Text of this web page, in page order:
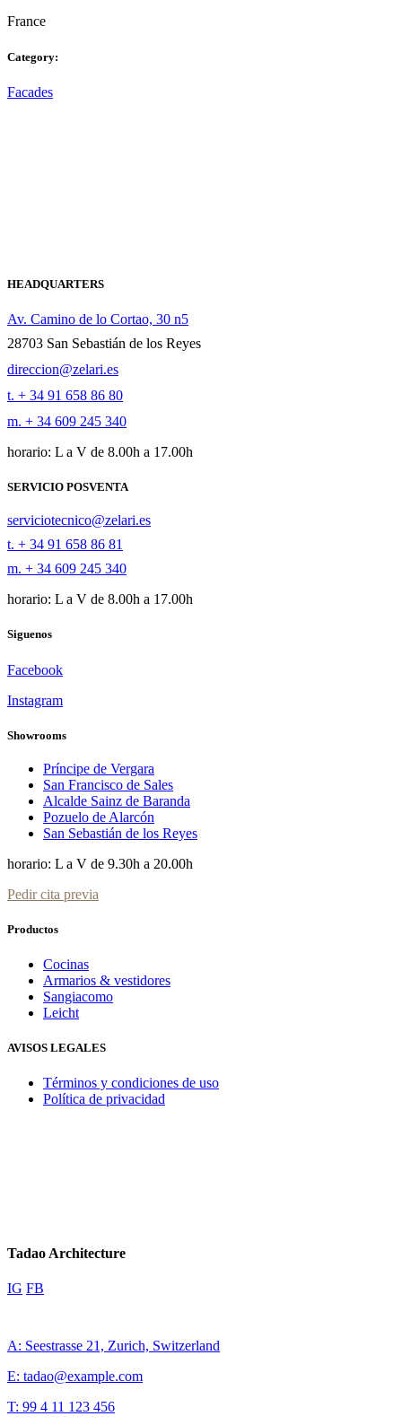
France
Category:
Facades
HEADQUARTERS
Av. Camino de lo Cortao, 30 n5
28703 San Sebastián de los Reyes
direccion@zelari.es
t. + 34 91 658 86 80
m. + 34 609 245 340
horario: L a V de 8.00h a 17.00h
SERVICIO POSVENTA
serviciotecnico@zelari.es
t. + 34 91 658 86 81
m. + 34 609 245 340
horario: L a V de 8.00h a 17.00h
Siguenos
Facebook
Instagram
Showrooms
Príncipe de Vergara
San Francisco de Sales
Alcalde Sainz de Baranda
Pozuelo de Alarcón
San Sebastián de los Reyes
horario: L a V de 9.30h a 20.00h
Pedir cita previa
Productos
Cocinas
Armarios & vestidores
Sangiacomo
Leicht
AVISOS LEGALES
Términos y condiciones de uso
Política de privacidad
Tadao Architecture
IG FB
A: Seestrasse 21, Zurich, Switzerland
E: tadao@example.com
T: 99 4 11 123 456